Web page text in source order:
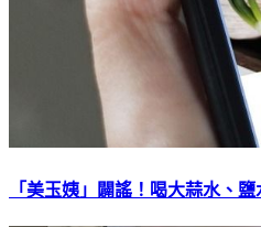
「美玉姨」闢謠！喝大蒜水、